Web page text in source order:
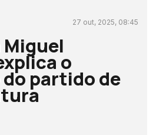
27 out, 2025, 08:45
o
partido de